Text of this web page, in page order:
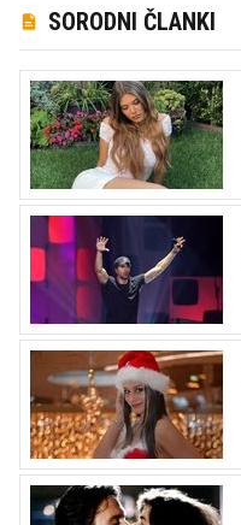
SORODNI ČLANKI